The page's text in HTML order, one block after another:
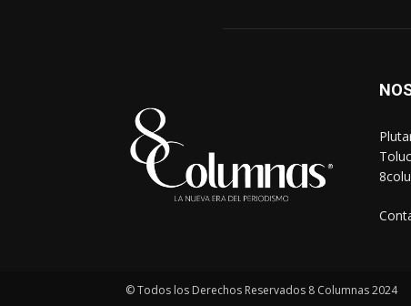
© Todos los Derechos Reservados 8 Columnas 2024